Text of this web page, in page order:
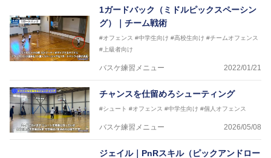
1ガードバック（ミドルピックスペーシン
グ）｜チーム戦術
#オフェンス #中学生向け #高校生向け #チームオフェンス
#上級者向け
バスケ練習メニュー 2022/01/21
チャンスを仕留めろシューティング
#シュート #オフェンス #中学生向け #個人オフェンス
バスケ練習メニュー 2026/05/08
ジェイル｜PnRスキル（ピックアンドロー